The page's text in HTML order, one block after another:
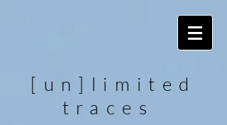
[un]limited
traces